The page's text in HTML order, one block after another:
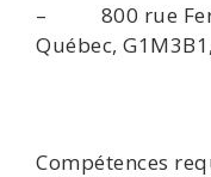
– 800 rue
Québec,
Compétences